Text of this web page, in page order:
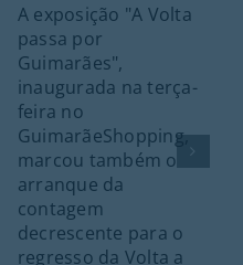
A exposição "A Volta
passa por
Guimarães",
inaugurada na terça-
feira no
GuimarãeShopping,
marcou também o
arranque da
contagem
decrescente para o
regresso da Volta a